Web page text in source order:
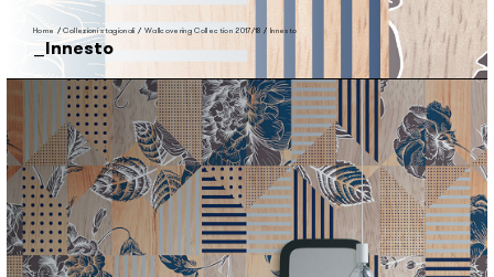
Home /Collezioni stagionali/ Wallcovering Collection 2017/18 / Innesto
Innesto